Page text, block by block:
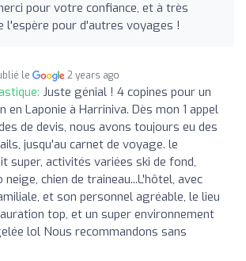
pour votre confiance, et à très
l'espère pour d'autres voyages !
le 2 years ago
Juste génial ! 4 copines pour un
en Laponie à Harriniva. Dès mon 1 appel
de devis, nous avons toujours eu des
jusqu'au carnet de voyage. le
super, activités variées ski de fond,
chien de traineau...L'hôtel, avec
et son personnel agréable, le lieu
top, et un super environnement
lol Nous recommandons sans